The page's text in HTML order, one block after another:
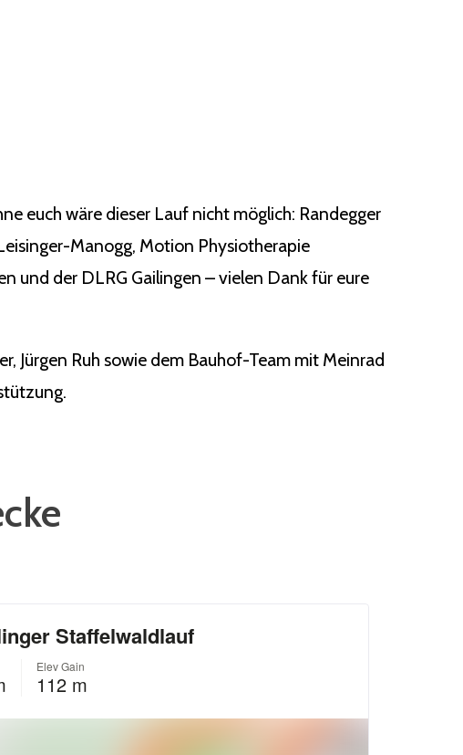
euch wäre dieser Lauf nicht möglich: Randegger
Manogg, Motion Physiotherapie
und der DLRG Gailingen – vielen Dank für eure
Jürgen Ruh sowie dem Bauhof-Team mit Meinrad